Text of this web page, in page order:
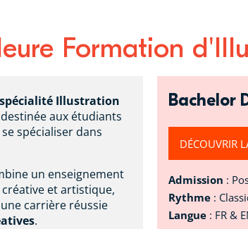
Formation
Illustration
aux étudiants
spécialiser dans
un enseignement
et artistique,
carrière réussie
.
Bachelor
DÉCOUVRIR
Admission :
Rythme :
Langue : FR &